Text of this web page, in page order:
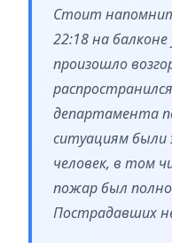
Стоит
22:18 на
произошло
департамента
ситуациям были
человек, в том
пожар был
Пострадавших